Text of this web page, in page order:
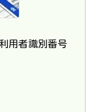
用者識別番号